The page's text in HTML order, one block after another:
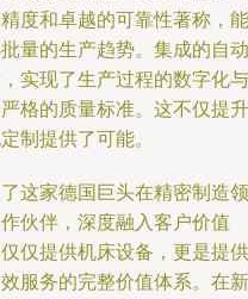
度和卓越的可靠性著称，能
量的生产趋势。集成的自动
实现了生产过程的数字化与
格的质量标准。这不仅提升
制提供了可能。
这家德国巨头在精密制造领
伙伴，深度融入客户价值
仅提供机床设备，更是提供
服务的完整价值体系。在新